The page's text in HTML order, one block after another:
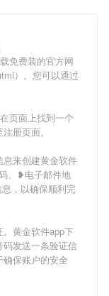
免费装的官方网
）。您可以通过
页面上找到一个
册页面。
来创建黄金软件
、❥电子邮件地
，以确保顺利完
黄金软件app下
发送一条验证信
保账户的安全